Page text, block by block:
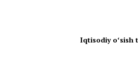
Iqtisodiy oʻsish